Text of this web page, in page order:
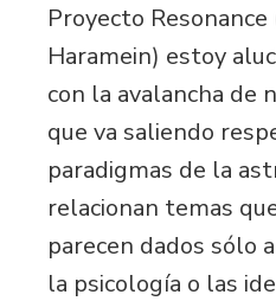
Proyecto
Haramein) estoy
con la avalancha de
que va saliendo
paradigmas de la
relacionan temas
parecen dados sólo
la psicología o las